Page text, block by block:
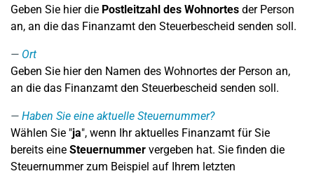
Geben Sie hier die Postleitzahl des Wohnortes der Person
an, an die das Finanzamt den Steuerbescheid senden soll.
Ort
Geben Sie hier den Namen des Wohnortes der Person an,
an die das Finanzamt den Steuerbescheid senden soll.
Haben Sie eine aktuelle Steuernummer?
Wählen Sie "ja", wenn Ihr aktuelles Finanzamt für Sie
bereits eine Steuernummer vergeben hat. Sie finden die
Steuernummer zum Beispiel auf Ihrem letzten